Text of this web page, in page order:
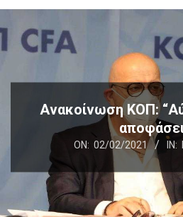
Navigation
Menu
Ανακοίνωση ΚΟΠ:
ON: 02/02/2021 IN: